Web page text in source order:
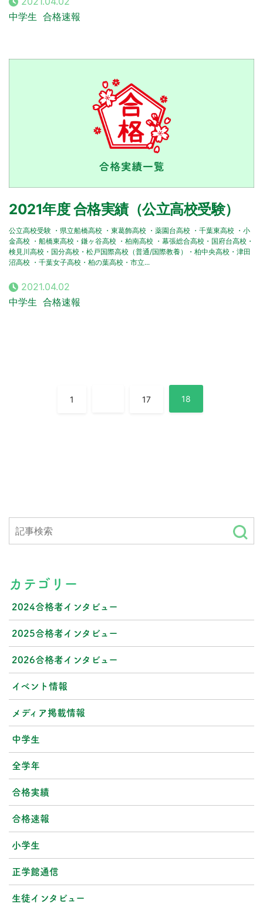
中学生 合格速報
2021年度 合格実績（公立高校受験）
公立高校受験 ・県立船橋高校 ・東葛飾高校 ・薬園台高校 ・千葉東高校 ・小
金高校 ・船橋東高校・鎌ヶ谷高校 ・柏南高校 ・幕張総合高校・国府台高校・
検見川高校・国分高校・松戸国際高校（普通/国際教養）・柏中央高校・津田
沼高校 ・千葉女子高校・柏の葉高校・市立...
2021.04.02
中学生 合格速報
1 17 18
カテゴリー
2024合格者インタビュー
2025合格者インタビュー
2026合格者インタビュー
イベント情報
メディア掲載情報
中学生
全学年
合格実績
合格速報
小学生
正学館通信
生徒インタビュー